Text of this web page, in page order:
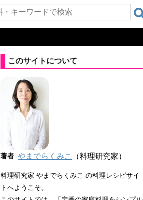
このサイトについて
著者 やまでらくみこ （料理研究家）
料理研究家 やまでらくみこ の料理レシピサイ
トへようこそ。